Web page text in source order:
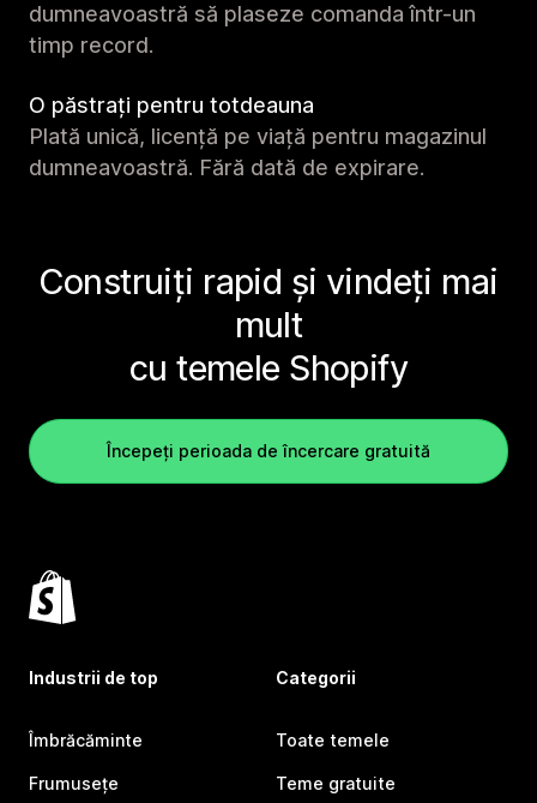
dumneavoastră să plaseze comanda într-un
timp record.
O păstrați pentru totdeauna
Plată unică, licență pe viață pentru magazinul
dumneavoastră. Fără dată de expirare.
Construiți rapid și vindeți mai
mult
cu temele Shopify
Începeți perioada de încercare gratuită
Industrii de top
Îmbrăcăminte
Frumusețe
Categorii
Toate temele
Teme gratuite